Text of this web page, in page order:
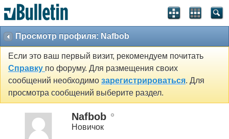
Просмотр профиля: Nafbob
Если это ваш первый визит, рекомендуем почитать
Справку по форуму. Для размещения своих
сообщений необходимо зарегистрироваться. Для
просмотра сообщений выберите раздел.
Nafbob
Новичок